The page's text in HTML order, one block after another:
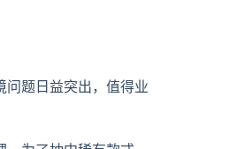
问题日益突出，值得业